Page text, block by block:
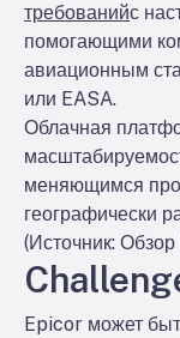
требованийс
помогающими
авиационным
или EASA.
Облачная
меняющимся
географически
(Источник:
Epicor может